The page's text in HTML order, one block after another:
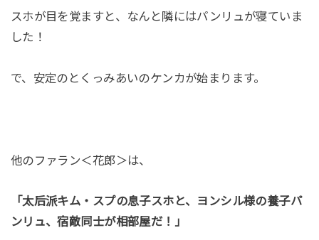
スホが目を覚ますと、なんと隣にはパンリュが寝ていま
した！
で、安定のとくっみあいのケンカが始まります。
他のファラン＜花郎＞は、
「太后派キム・スプの息子スホと、ヨンシル様の養子パ
ンリュ、宿敵同士が相部屋だ！」